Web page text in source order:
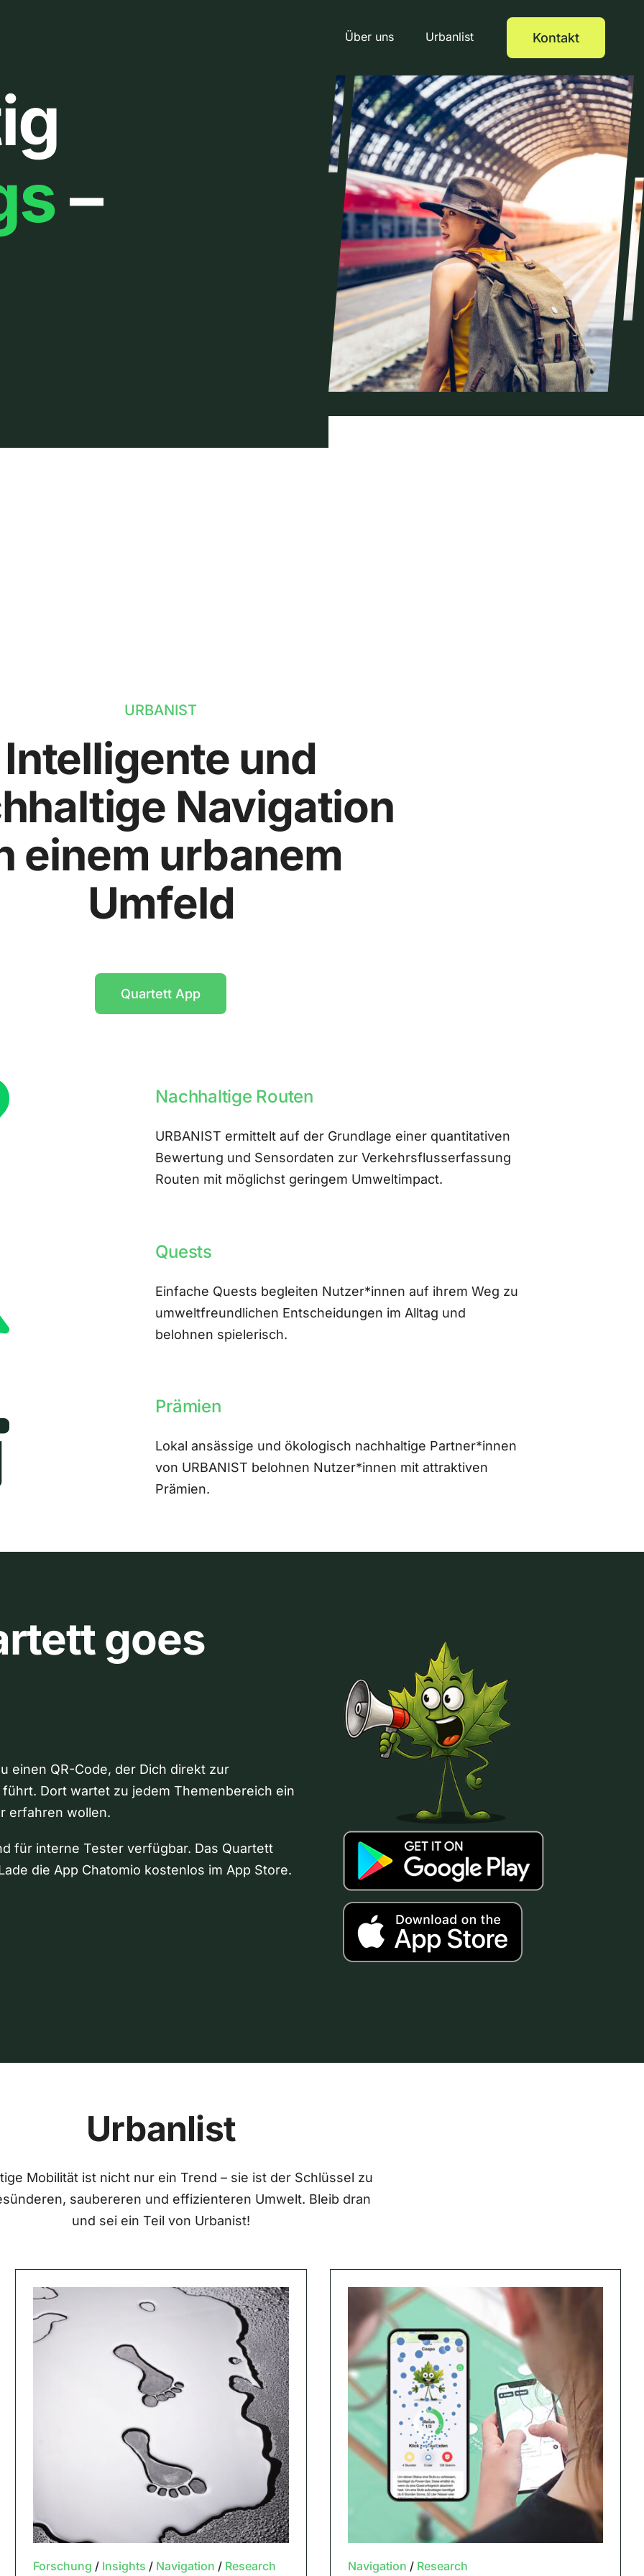
Über uns Urbanlist Kontakt
–
URBANIST
Intelligente und
Navigation
einem urbanem
Umfeld
Quartett App
Nachhaltige Routen
URBANIST ermittelt auf der Grundlage einer quantitativen
Bewertung und Sensordaten zur Verkehrsflusserfassung
Routen mit möglichst geringem Umweltimpact.
Quests
Einfache Quests begleiten Nutzer*innen auf ihrem Weg zu
umweltfreundlichen Entscheidungen im Alltag und
belohnen spielerisch.
Prämien
Lokal ansässige und ökologisch nachhaltige Partner*innen
von URBANIST belohnen Nutzer*innen mit attraktiven
Prämien.
goes
einen QR-Code, der Dich direkt zur
Dort wartet zu jedem Themenbereich ein
erfahren wollen.
für interne Tester verfügbar. Das Quartett
die App Chatomio kostenlos im App Store.
Urbanlist
Mobilität ist nicht nur ein Trend – sie ist der Schlüssel zu
saubereren und effizienteren Umwelt. Bleib dran
und sei ein Teil von Urbanist!
Forschung / Insights / Navigation / Research Navigation / Research